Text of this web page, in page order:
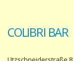
COLIBRI BAR